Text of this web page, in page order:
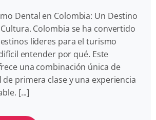
Dental en Colombia: Un Destino
Cultura. Colombia se ha convertido
líderes para el turismo
entender por qué. Este
una combinación única de
primera clase y una experiencia
[...]